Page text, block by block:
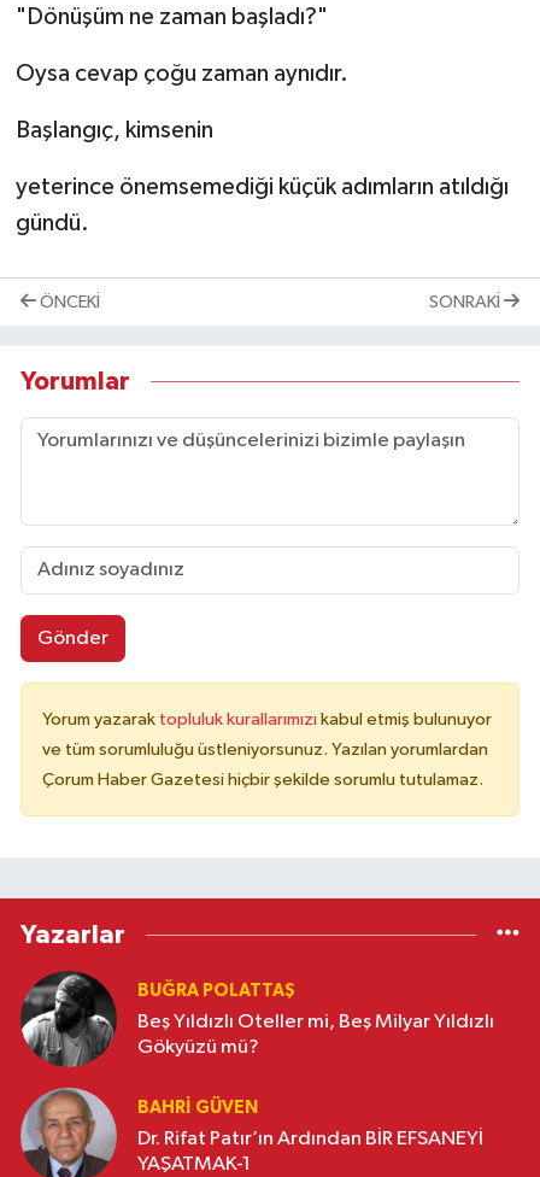
"Dönüşüm ne zaman başladı?"
Oysa cevap çoğu zaman aynıdır.
Başlangıç, kimsenin
yeterince önemsemediği küçük adımların atıldığı
gündü.
ÖNCEKI SONRAKI
Yorumlar
Gönder
Yorum yazarak topluluk kurallarımızı kabul etmiş bulunuyor
ve tüm sorumluluğu üstleniyorsunuz. Yazılan yorumlardan
Çorum Haber Gazetesi hiçbir şekilde sorumlu tutulamaz.
Yazarlar
BUĞRA POLATTAŞ
Beş Yıldızlı Oteller mi, Beş Milyar Yıldızlı
Gökyüzü mü?
BAHRI GÜVEN
Dr. Rifat Patır’ın Ardından BİR EFSANEYİ
YAŞATMAK-1